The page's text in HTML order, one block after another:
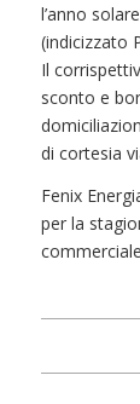
l’anno
(indicizzato
Il
sconto e
di cortesia
Fenix
per la